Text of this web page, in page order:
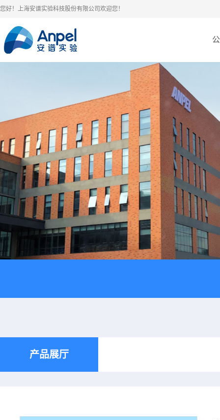
您好！上海安谱实验科技股份有限公司欢迎您！
产品展厅